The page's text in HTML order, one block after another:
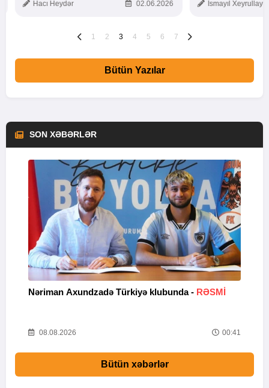
Hacı Heydər 02.06.2026 İsmayıl
1 2 3 4 5 6 7
Bütün Yazılar
SON XƏBƏRLƏR
Nəriman Axundzadə Türkiyə klubunda - RƏSMİ
08.08.2026 00:41
Bütün xəbərlər